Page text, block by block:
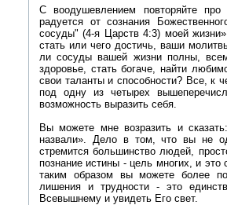
С воодушевлением повторяйте
радуется от сознания
сосуды" (4-я Царств 4:3) моей
стать или чего достичь, ваши
ли сосуды вашей жизни полны,
здоровье, стать богаче, найти
свои таланты и способности? Все, к
под одну из четырех
возможность выразить себя.
Вы можете мне возразить и
назвали». Дело в том, что вы не
стремится большинство людей,
познание истины - цель многих, и
таким образом вы можете более
лишения и трудности - это
Всевышнему и увидеть Его свет.